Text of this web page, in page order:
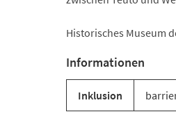
Historisches Museum
Informationen
Inklusion